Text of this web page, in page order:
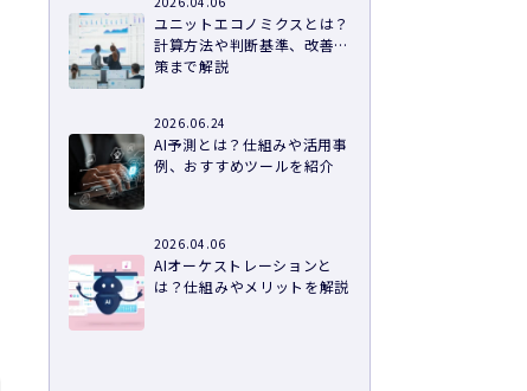
ユニットエコノミクスとは？
計算方法や判断基準、改善施
策まで解説
2026.06.24
AI予測とは？仕組みや活用事
例、おすすめツールを紹介
2026.04.06
AIオーケストレーションと
は？仕組みやメリットを解説